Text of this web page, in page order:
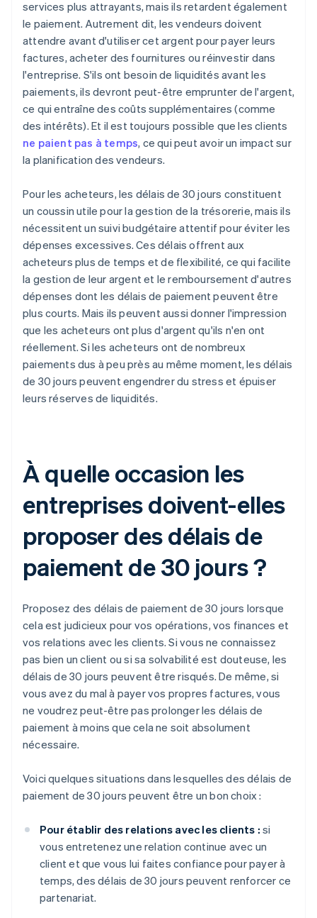
services plus attrayants, mais ils retardent également
le paiement. Autrement dit, les vendeurs doivent
attendre avant d'utiliser cet argent pour payer leurs
factures, acheter des fournitures ou réinvestir dans
l'entreprise. S'ils ont besoin de liquidités avant les
paiements, ils devront peut-être emprunter de l'argent,
ce qui entraîne des coûts supplémentaires (comme
des intérêts). Et il est toujours possible que les clients
ne paient pas à temps, ce qui peut avoir un impact sur
la planification des vendeurs.
Pour les acheteurs, les délais de 30 jours constituent
un coussin utile pour la gestion de la trésorerie, mais ils
nécessitent un suivi budgétaire attentif pour éviter les
dépenses excessives. Ces délais offrent aux
acheteurs plus de temps et de flexibilité, ce qui facilite
la gestion de leur argent et le remboursement d'autres
dépenses dont les délais de paiement peuvent être
plus courts. Mais ils peuvent aussi donner l'impression
que les acheteurs ont plus d'argent qu'ils n'en ont
réellement. Si les acheteurs ont de nombreux
paiements dus à peu près au même moment, les délais
de 30 jours peuvent engendrer du stress et épuiser
leurs réserves de liquidités.
À quelle occasion les
entreprises doivent-elles
proposer des délais de
paiement de 30 jours ?
Proposez des délais de paiement de 30 jours lorsque
cela est judicieux pour vos opérations, vos finances et
vos relations avec les clients. Si vous ne connaissez
pas bien un client ou si sa solvabilité est douteuse, les
délais de 30 jours peuvent être risqués. De même, si
vous avez du mal à payer vos propres factures, vous
ne voudrez peut-être pas prolonger les délais de
paiement à moins que cela ne soit absolument
nécessaire.
Voici quelques situations dans lesquelles des délais de
paiement de 30 jours peuvent être un bon choix :
Pour établir des relations avec les clients : si
vous entretenez une relation continue avec un
client et que vous lui faites confiance pour payer à
temps, des délais de 30 jours peuvent renforcer ce
partenariat.